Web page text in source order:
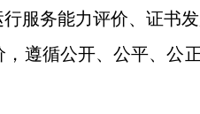
服务能力评价、证书发
遵循公开、公平、公